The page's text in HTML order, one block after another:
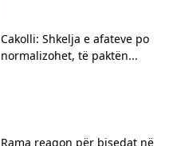
Cakolli: Shkelja e afateve po
normalizohet, të paktën...
Rama reagon për bisedat në